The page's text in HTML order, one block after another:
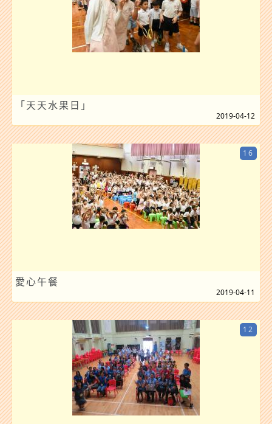
「天天水果日」
2019-04-12
愛心午餐
16
2019-04-11
12